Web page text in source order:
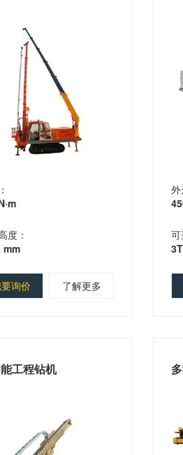
度：
mm
询价 了解更多
外
可
工程钻机